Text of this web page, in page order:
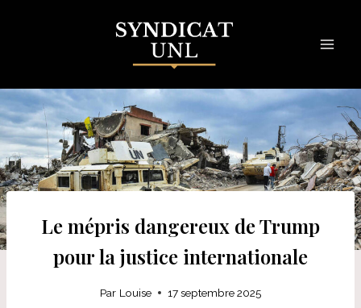
Le mépris dangereux de Trump
pour la justice internationale
Par Louise 17 septembre 2025